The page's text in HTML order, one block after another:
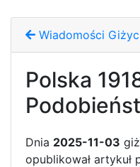
Wiadomości
Polska
Dnia 2025-11-03
opublikował artykuł